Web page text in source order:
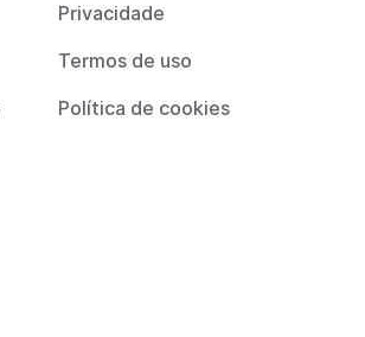
Privacidade
Termos de uso
Política de cookies